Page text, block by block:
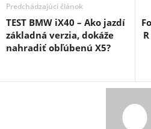
Predchádzajúci článok
TEST BMW iX40 – Ako jazdí
základná verzia, dokáže
nahradiť obľúbenú X5?